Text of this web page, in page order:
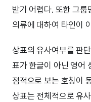
받기 어렵다. 또한 그
의류에 대하여 타인이
상표의 유사여부를 판
표가 한글이 아닌 영어
점적으로 보는 호칭이
상표는 전체적으로 유